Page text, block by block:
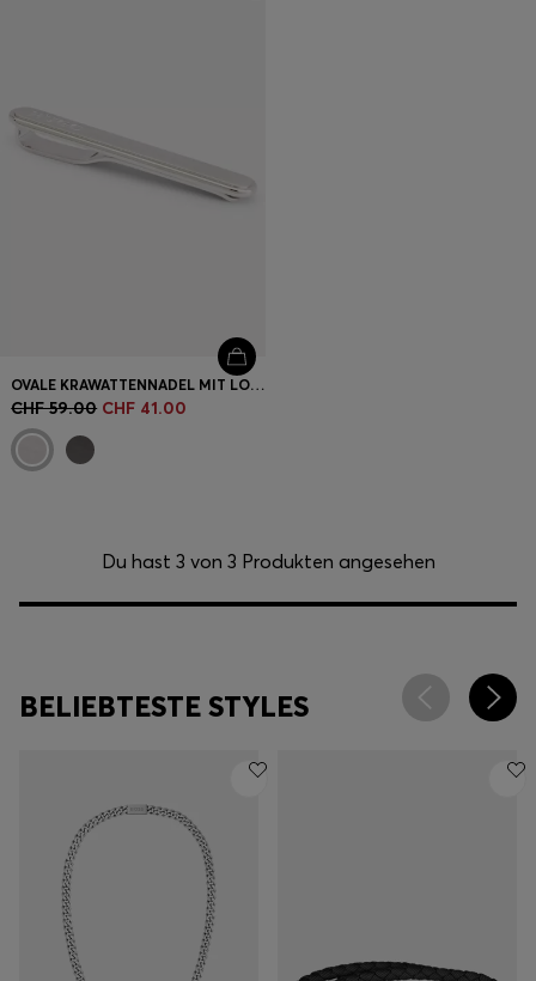
OVALE KRAWATTENNADEL MIT LOGO-GRAVUR
CHF 59.00 CHF 41.00
Du hast 3 von 3 Produkten angesehen
BELIEBTESTE STYLES